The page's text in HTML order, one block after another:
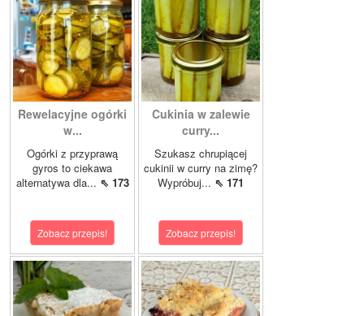
Rewelacyjne ogórki
w...
Ogórki z przyprawą
gyros to ciekawa
alternatywa dla... ⇖ 173
Zobacz przepis!
Cukinia w zalewie
curry...
Szukasz chrupiącej
cukinii w curry na zimę?
Wypróbuj... ⇖ 171
Zobacz przepis!